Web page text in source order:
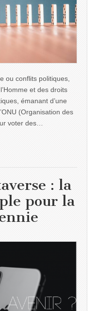
ou conflits politiques,
et des droits
émanant d’une
(Organisation des
voter des…
: la
pour la